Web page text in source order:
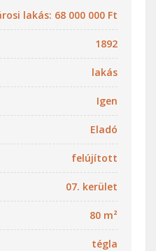
lakás: 68 000 000 Ft
1892
lakás
Igen
Eladó
felújított
07. kerület
80 m²
tégla